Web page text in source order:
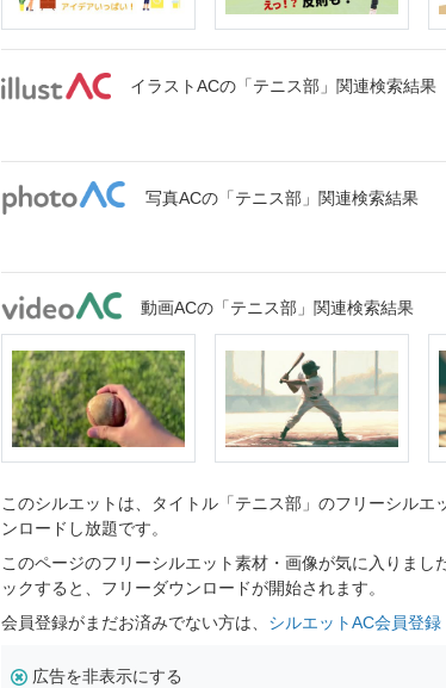
イラストACの「テニス部」関連検索結果
写真ACの「テニス部」関連検索結果
動画ACの「テニス部」関連検索結果
このシルエットは、タイトル「テニス部」のフリーシル
ンロードし放題です。
このページのフリーシルエット素材・画像が気に入りまし
ックすると、フリーダウンロードが開始されます。
会員登録がまだお済みでない方は、 シルエットAC会員登録
広告を非表示にする